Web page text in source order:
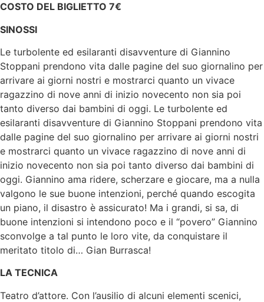
COSTO DEL BIGLIETTO 7€
SINOSSI
Le turbolente ed esilaranti disavventure di Giannino
Stoppani prendono vita dalle pagine del suo giornalino per
arrivare ai giorni nostri e mostrarci quanto un vivace
ragazzino di nove anni di inizio novecento non sia poi
tanto diverso dai bambini di oggi. Le turbolente ed
esilaranti disavventure di Giannino Stoppani prendono vita
dalle pagine del suo giornalino per arrivare ai giorni nostri
e mostrarci quanto un vivace ragazzino di nove anni di
inizio novecento non sia poi tanto diverso dai bambini di
oggi. Giannino ama ridere, scherzare e giocare, ma a nulla
valgono le sue buone intenzioni, perché quando escogita
un piano, il disastro è assicurato! Ma i grandi, si sa, di
buone intenzioni si intendono poco e il “povero” Giannino
sconvolge a tal punto le loro vite, da conquistare il
meritato titolo di… Gian Burrasca!
LA TECNICA
Teatro d’attore. Con l’ausilio di alcuni elementi scenici,